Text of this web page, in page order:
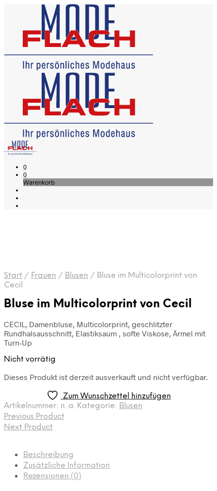
0
0
Warenkorb
Start / Frauen / Blusen / Bluse im Multicolorprint von
Cecil
Bluse im Multicolorprint von Cecil
CECIL, Damenbluse, Multicolorprint, geschlitzter
Rundhalsausschnitt, Elastiksaum , softe Viskose, Ärmel mit
Turn-Up
Nicht vorrätig
Dieses Produkt ist derzeit ausverkauft und nicht verfügbar.
Zum Wunschzettel hinzufügen
Artikelnummer: n. a. Kategorie: Blusen
Previous Product
Next Product
Beschreibung
Zusätzliche Information
Rezensionen (0)